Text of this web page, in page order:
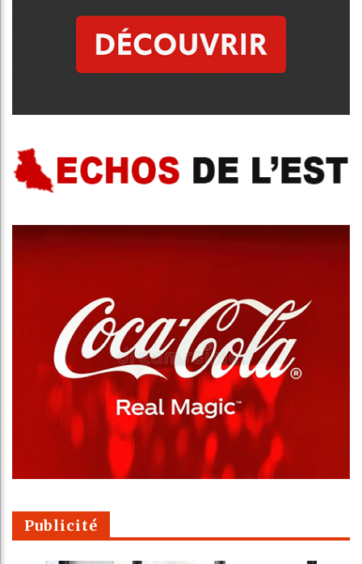
Publicité